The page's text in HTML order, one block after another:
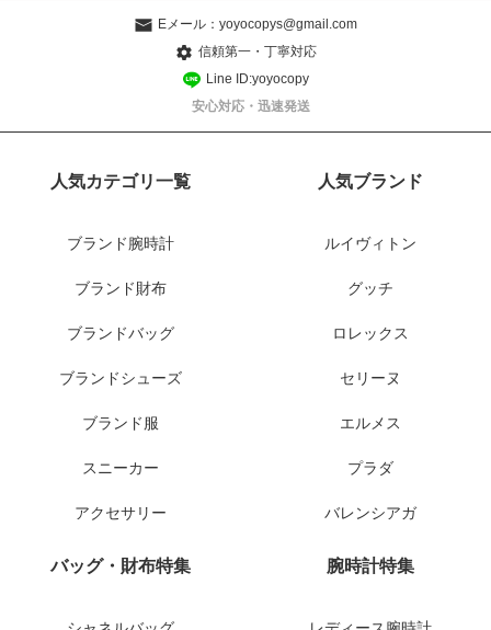
Eメール： yoyocopys@gmail.com
信頼第一・丁寧対応
Line ID:yoyocopy
安心対応・迅速発送
人気カテゴリ一覧
ブランド腕時計
ブランド財布
ブランドバッグ
ブランドシューズ
ブランド服
スニーカー
アクセサリー
人気ブランド
ルイヴィトン
グッチ
ロレックス
セリーヌ
エルメス
プラダ
バレンシアガ
バッグ・財布特集 腕時計特集